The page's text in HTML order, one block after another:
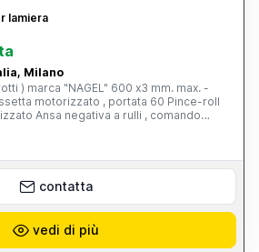
lamiera
Milano
) marca "NAGEL" 600 x3 mm. max. -
motorizzato , portata 60 Pince-roll
Ansa negativa a rulli , comando
idraulica , di precisione con
mm Gruppo di misura Cesoia
spianatrice, ansa e cesoia .
contatta
vedi di più